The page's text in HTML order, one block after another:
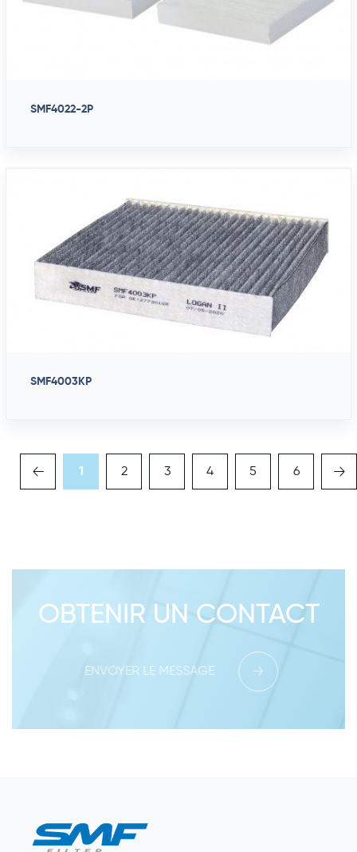
SMF4022-2P
SMF4003KP
1 2 3 4 5 6
OBTENIR UN CONTACT
ENVOYER LE MESSAGE